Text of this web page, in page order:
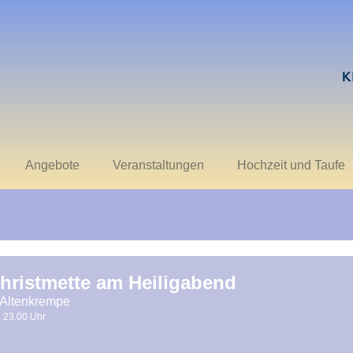
Angebote Veranstaltungen Hochzeit und Taufe
am Heiligabend
23.00 Uhr